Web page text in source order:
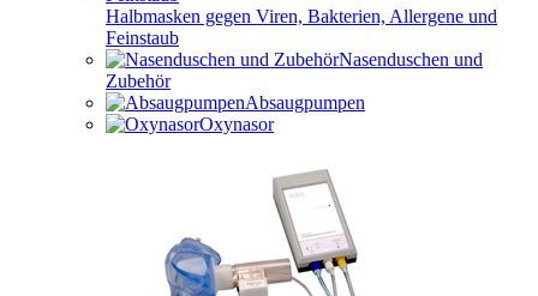
Halbmasken gegen Viren, Bakterien, Allergene und
Feinstaub
Nasenduschen und
Zubehör
Absaugpumpen
Oxynasor